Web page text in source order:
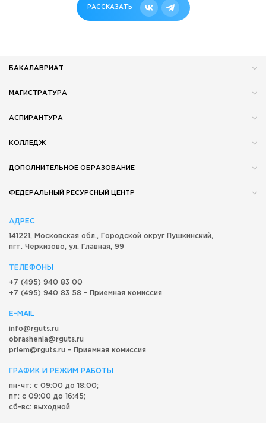
РАССКАЗАТЬ
БАКАЛАВРИАТ
МАГИСТРАТУРА
АСПИРАНТУРА
КОЛЛЕДЖ
ДОПОЛНИТЕЛЬНОЕ ОБРАЗОВАНИЕ
ФЕДЕРАЛЬНЫЙ РЕСУРСНЫЙ ЦЕНТР
АДРЕС
141221, Московская обл., Городской округ Пушкинский,
пгт. Черкизово, ул. Главная, 99
ТЕЛЕФОНЫ
+7 (495) 940 83 00
+7 (495) 940 83 58 - Приемная комиссия
E-MAIL
info@rguts.ru
obrashenia@rguts.ru
priem@rguts.ru - Приемная комиссия
ГРАФИК И РЕЖИМ РАБОТЫ
пн-чт: с 09:00 до 18:00;
пт: с 09:00 до 16:45;
сб-вс: выходной